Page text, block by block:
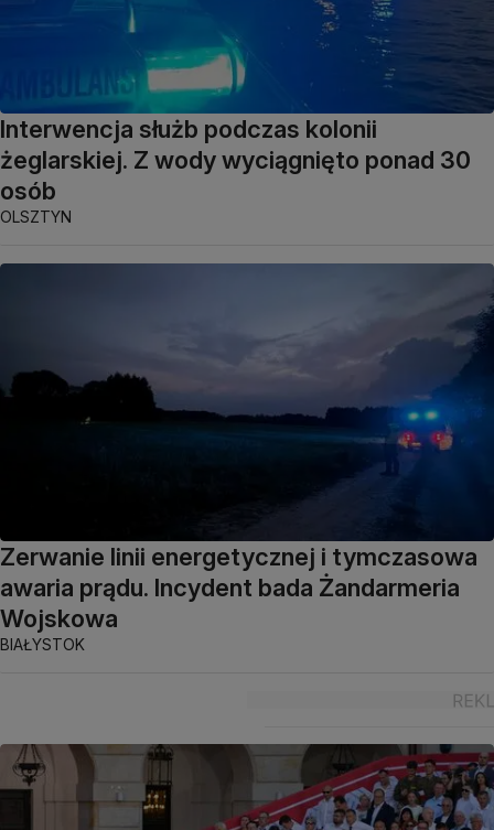
Interwencja służb podczas kolonii
żeglarskiej. Z wody wyciągnięto ponad 30
osób
OLSZTYN
Zerwanie linii energetycznej i tymczasowa
awaria prądu. Incydent bada Żandarmeria
Wojskowa
BIAŁYSTOK